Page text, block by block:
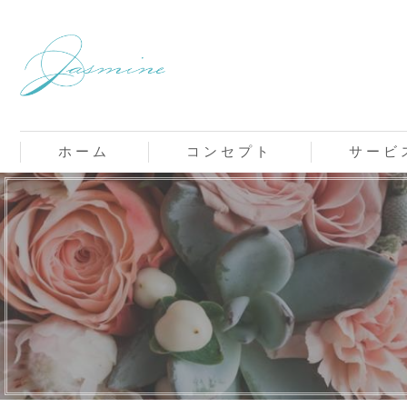
ホーム コンセプト サービ